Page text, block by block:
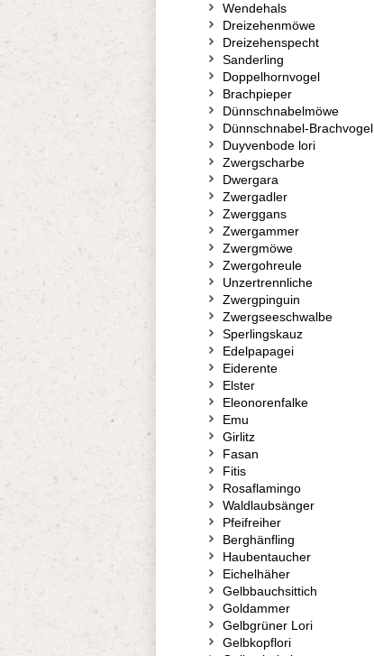
Wendehals
Dreizehenmöwe
Dreizehenspecht
Sanderling
Doppelhornvogel
Brachpieper
Dünnschnabelmöwe
Dünnschnabel-Brachvogel
Duyvenbode lori
Zwergscharbe
Dwergara
Zwergadler
Zwerggans
Zwergammer
Zwergmöwe
Zwergohreule
Unzertrennliche
Zwergpinguin
Zwergseeschwalbe
Sperlingskauz
Edelpapagei
Eiderente
Elster
Eleonorenfalke
Emu
Girlitz
Fasan
Fitis
Rosaflamingo
Waldlaubsänger
Pfeifreiher
Berghänfling
Haubentaucher
Eichelhäher
Gelbbauchsittich
Goldammer
Gelbgrüner Lori
Gelbkopflori